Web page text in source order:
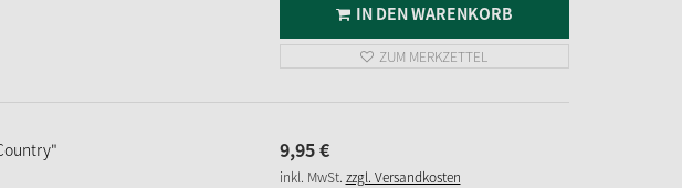
IN DEN WARENKORB
ZUM MERKZETTEL
9,95€
inkl. MwSt. zzgl. Versandkosten